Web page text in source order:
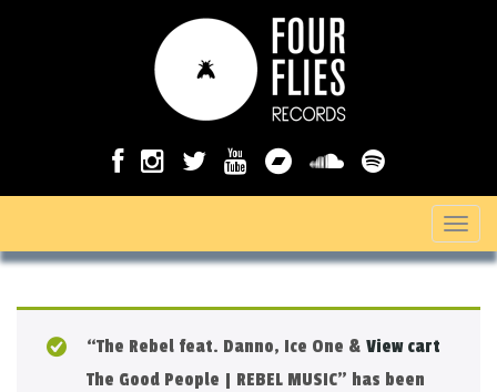
T
o
View cart
“The Rebel feat. Danno, Ice One &
The Good People | REBEL MUSIC” has been